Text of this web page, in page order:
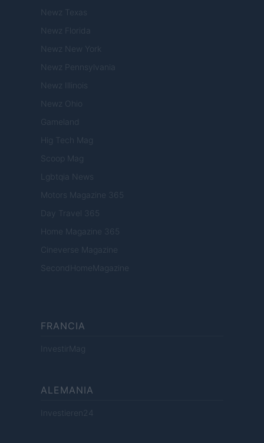
Newz Texas
Newz Florida
Newz New York
Newz Pennsylvania
Newz Illinois
Newz Ohio
Gameland
Hig Tech Mag
Scoop Mag
Lgbtqia News
Motors Magazine 365
Day Travel 365
Home Magazine 365
Cineverse Magazine
SecondHomeMagazine
FRANCIA
InvestirMag
ALEMANIA
Investieren24